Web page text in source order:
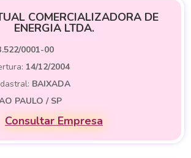
COMERCIALIZADORA DE
ENERGIA LTDA.
0001-00
14/12/2004
BAIXADA
PAULO / SP
Consultar Empresa